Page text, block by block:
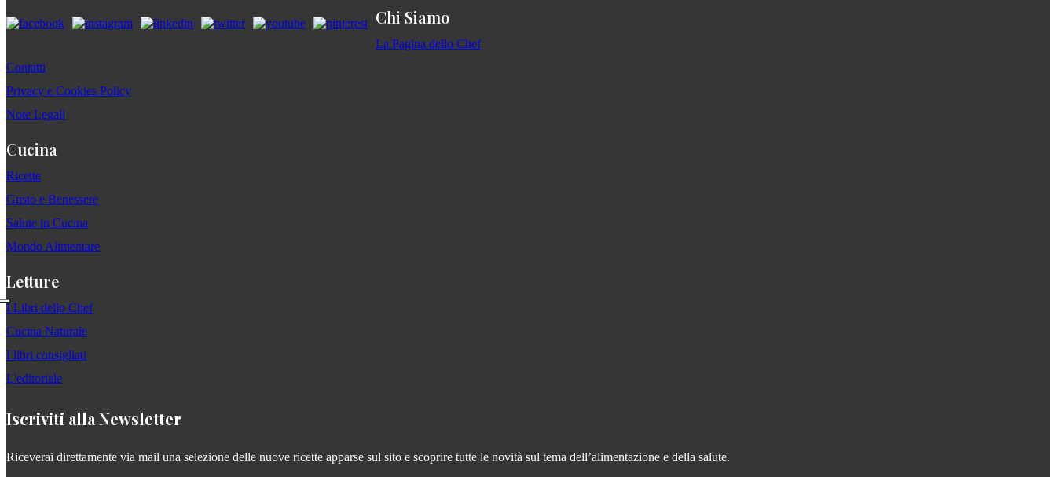
Chi Siamo
La Pagina dello Chef
Contatti
Privacy e Cookies Policy
Note Legali
Cucina
Ricette
Gusto e Benessere
Salute in Cucina
Mondo Alimentare
Letture
I Libri dello Chef
Cucina Naturale
I libri consigliati
L'editoriale
Iscriviti alla Newsletter
Riceverai direttamente via mail una selezione delle nuove ricette apparse sul sito e scoprire tutte le novità sul tema dell’alimentazione e della salute.